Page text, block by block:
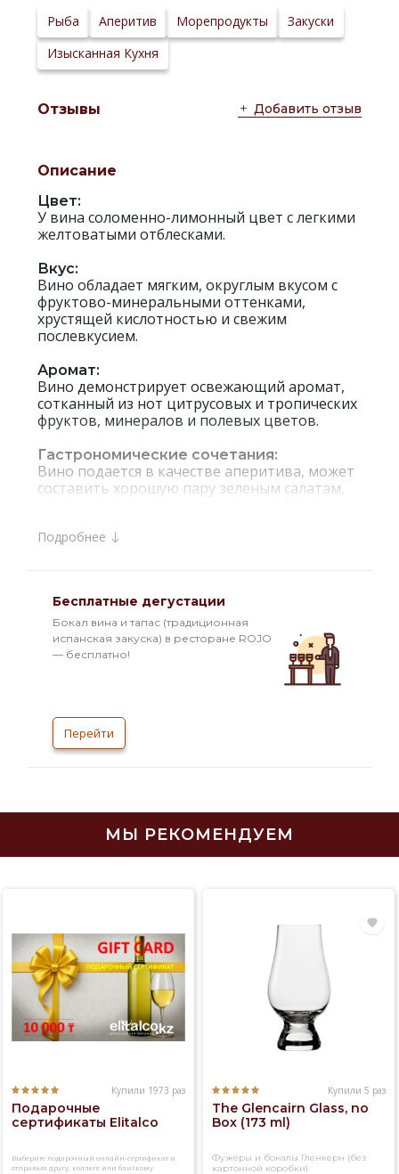
Сайт
производителя:
Рыба Аперитив Морепродукты
Закуски
Изысканная Кухня
Отзывы Добавить отзыв
Описание
Цвет:
У вина соломенно-лимонный цвет с легкими
желтоватыми отблесками.
Вкус:
Вино обладает мягким, округлым вкусом с
фруктово-минеральными оттенками,
хрустящей кислотностью и свежим
послевкусием.
Аромат:
Вино демонстрирует освежающий аромат,
сотканный из нот цитрусовых и тропических
фруктов, минералов и полевых цветов.
Гастрономические сочетания:
Вино подается в качестве аперитива, может
составить хорошую пару зеленым салатам,
бутылке сделано из урожая с одного участка
виноградника. Он был выбран для
конкретного сорта благодаря
исключительному сочетанию почвы,
топографических особенностей, количества
воды, солнечного света и температурных
максимально полно дают раскрыться
сортовым характеристикам винограда и
позволяют создавать вина премиум-класса.
Подробнее
Бесплатные дегустации
Бокал вина и тапас (традиционная
испанская закуска) в ресторане ROJO
— бесплатно!
Перейти
МЫ РЕКОМЕНДУЕМ
Купили 1973 раз
Подарочные
сертификаты Elitalco
Выберите подарочный онлайн-сертификат и
отправьте другу, коллеге или близкому
Купили 5 раз
The Glencairn Glass, no
Box (173 ml)
Фужеры и бокалы Гленкерн (без
картонной коробки)